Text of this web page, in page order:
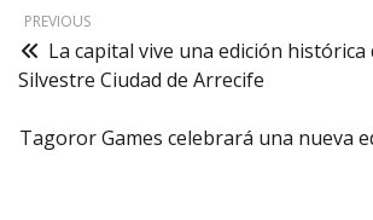
PREVIOUS
La capital vive una edición histórica
Silvestre Ciudad de Arrecife
Tagoror Games celebrará una nueva